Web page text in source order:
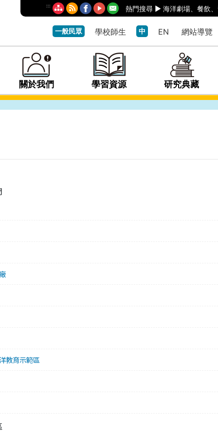
::: 熱門搜尋 ► 海洋劇場、 餐飲
一般民眾 學校師生 中 EN 網站導覽
關於我們 學習資源 研究典藏
教育示範區